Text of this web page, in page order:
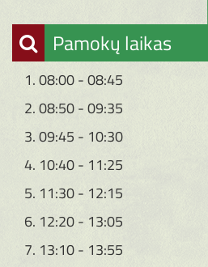
Pamokų laikas
1. 08:00 - 08:45
2. 08:50 - 09:35
3. 09:45 - 10:30
4. 10:40 - 11:25
5. 11:30 - 12:15
6. 12:20 - 13:05
7. 13:10 - 13:55